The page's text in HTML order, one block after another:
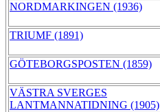
NORDMARKINGEN (1936)
TRIUMF (1891)
GÖTEBORGSPOSTEN (1859)
VÄSTRA SVERGES
LANTMANNATIDNING (1905)